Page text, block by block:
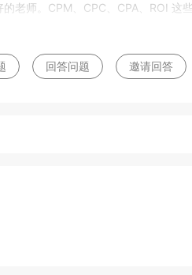
的老师。CPM、CPC、CPA、ROI 这
回答问题 邀请回答